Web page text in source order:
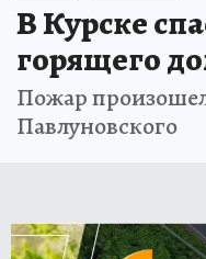
В Курске
горящего
Пожар
Павлуновского